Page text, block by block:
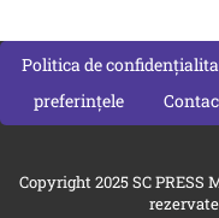
Politica de
preferințele
Copyright 2025 SC PRESS